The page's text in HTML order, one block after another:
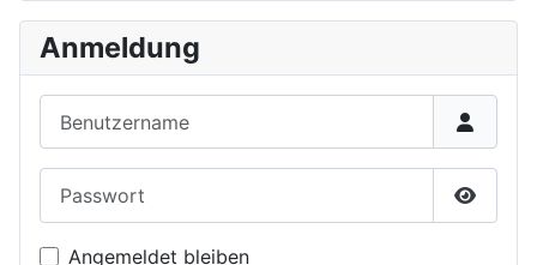
Anmeldung
Show
Angemeldet bleiben